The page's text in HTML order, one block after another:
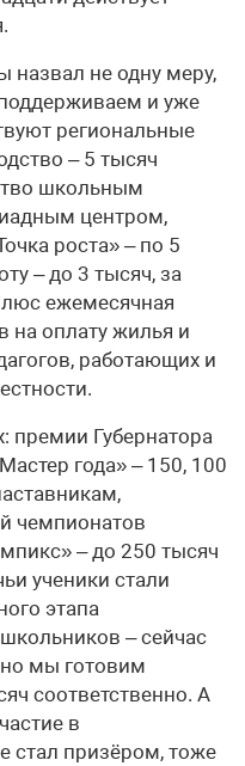
не одну меру,
и уже
региональные
– 5 тысяч
школьным
центром,
роста» – по 5
– до 3 тысяч, за
ежемесячная
на оплату жилья и
работающих и
Губернатора
года» – 150, 100
чемпионатов
– до 250 тысяч
ученики стали
этапа
– сейчас
но мы готовим
соответственно. А
в
стал призёром, тоже